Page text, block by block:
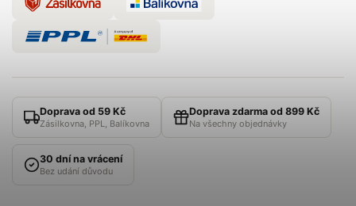
Doprava od 59 Kč
Zásilkovna, PPL, Balíkovna
Doprava zdarma od 899 Kč
Na všechny objednávky
30 dní na vrácení
Bez udání důvodu